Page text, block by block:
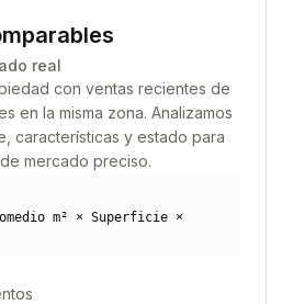
real
con ventas recientes de
en la misma zona. Analizamos
características y estado para
mercado preciso.
m² × Superficie ×